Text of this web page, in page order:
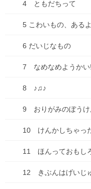
4 ともだちって
5 こわいもの、ある
6 だいじなもの
7 なめなめようかい
8 ♪♫♪
9 おりがみのぼうけ
10 けんかしちゃっ
11 ほんっておもし
12 きぶんはげいじ